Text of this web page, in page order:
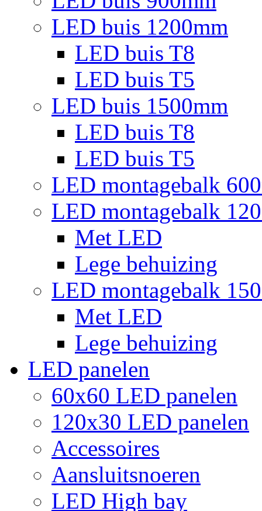
LED buis 1200mm
LED buis T8
LED buis T5
LED buis 1500mm
LED buis T8
LED buis T5
LED montagebalk
LED montagebalk
Met LED
Lege behuizing
LED montagebalk
Met LED
Lege behuizing
LED panelen
60x60 LED panelen
120x30 LED panelen
Accessoires
Aansluitsnoeren
LED High bay